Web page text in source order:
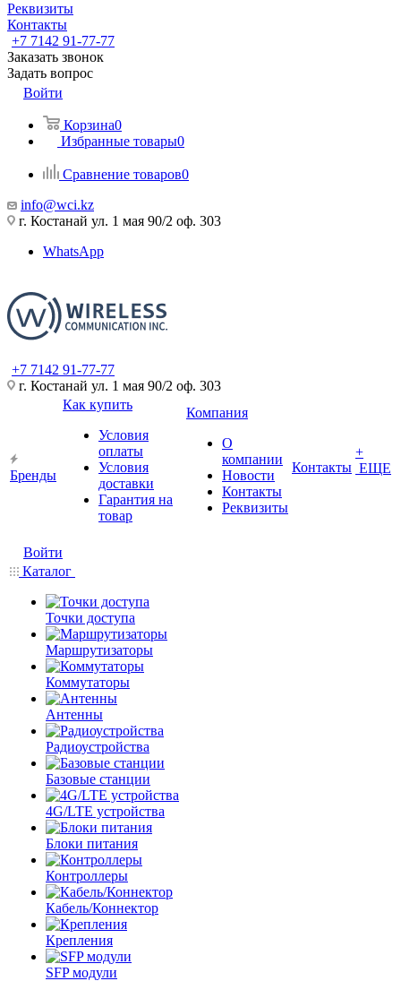
Реквизиты
Контакты
+7 7142 91-77-77
Заказать звонок
Задать вопрос
Войти
Корзина0
Избранные товары0
Сравнение товаров0
info@wci.kz
г. Костанай ул. 1 мая 90/2 оф. 303
WhatsApp
+7 7142 91-77-77
г. Костанай ул. 1 мая 90/2 оф. 303
Бренды
Как купить
Условия
оплаты
Условия
доставки
Гарантия на
товар
Компания
О
компании
Новости
Контакты
Реквизиты
Контакты
+
ЕЩЕ
Войти
Каталог
Точки доступа
Маршрутизаторы
Коммутаторы
Антенны
Радиоустройства
Базовые станции
4G/LTE устройства
Блоки питания
Контроллеры
Кабель/Коннектор
Крепления
SFP модули